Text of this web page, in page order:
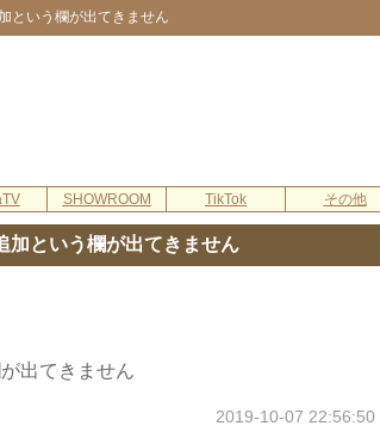
という欄が出てきません
SHOWROOM TikTok その他
加という欄が出てきません
出てきません
2019-10-07 22:56:50